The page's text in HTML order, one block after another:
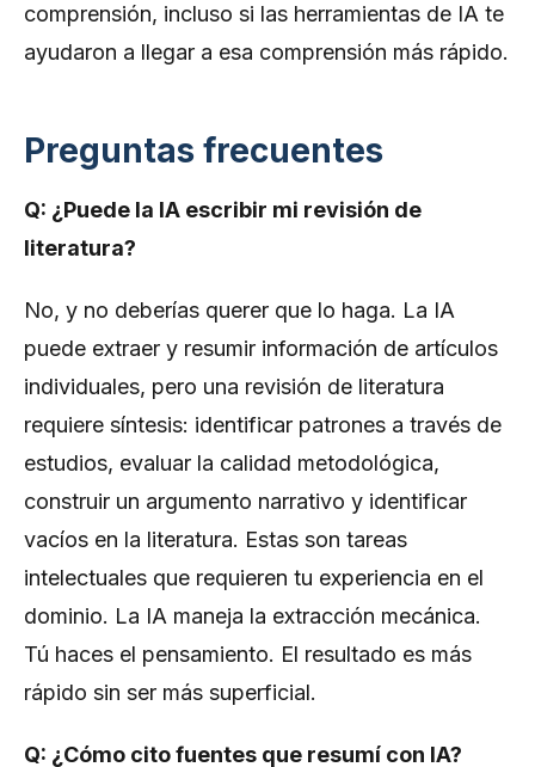
comprensión, incluso si las herramientas de IA te
ayudaron a llegar a esa comprensión más rápido.
Preguntas frecuentes
Q: ¿Puede la IA escribir mi revisión de
literatura?
No, y no deberías querer que lo haga. La IA
puede extraer y resumir información de artículos
individuales, pero una revisión de literatura
requiere síntesis: identificar patrones a través de
estudios, evaluar la calidad metodológica,
construir un argumento narrativo y identificar
vacíos en la literatura. Estas son tareas
intelectuales que requieren tu experiencia en el
dominio. La IA maneja la extracción mecánica.
Tú haces el pensamiento. El resultado es más
rápido sin ser más superficial.
Q: ¿Cómo cito fuentes que resumí con IA?